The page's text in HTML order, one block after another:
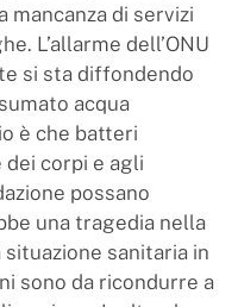
mancanza di servizi
L’allarme dell’ONU
si sta diffondendo
acqua
è che batteri
corpi e agli
possano
una tragedia nella
sanitaria in
sono da ricondurre a